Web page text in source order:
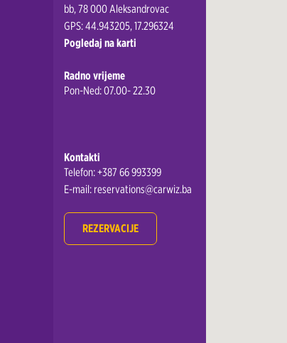
bb, 78 000 Aleksandrovac
GPS: 44.943205, 17.296324
Pogledaj na karti
Radno vrijeme
Pon-Ned: 07.00- 22.30
Kontakti
Telefon: +387 66 993399
E-mail: reservations@carwiz.ba
REZERVACIJE